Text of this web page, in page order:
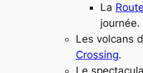
La
journée.
Les volcans
Crossing.